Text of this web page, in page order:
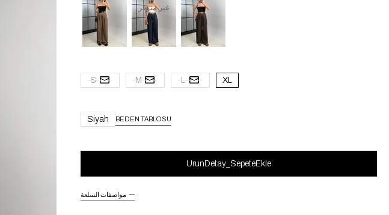
غير متوفر
S M L XL
Siyah BEDEN TABLOSU
مواصفات السلعة